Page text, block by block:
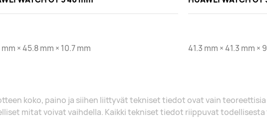
× 45.8 mm × 10.7 mm 41.3 mm × 41.3 mm ×
koko, paino ja siihen liittyvät tekniset tiedot ovat vain
mitat voivat vaihdella. Kaikki tekniset tiedot riippuvat